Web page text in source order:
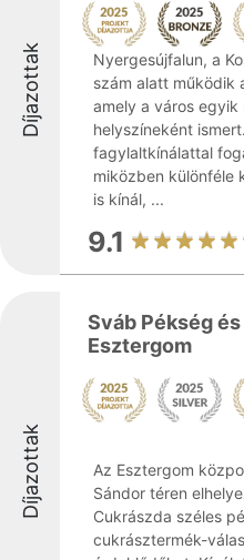
Díjazottak
Nyergesújfalun, a
szám alatt működik
amely a város
helyszíneként
fagylaltkínálattal
miközben különféle
is kínál, ...
9.1
Díjazottak
Sváb Pékség
Esztergom
Az Esztergom
Sándor téren
Cukrászda széles
cukrásztermék-